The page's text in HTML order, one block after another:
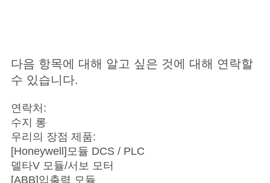
다음 항목에 대해 알고 싶은 것에 대해 연락할
수 있습니다.
연락처:
수지 롱
우리의 장점 제품:
[Honeywell]모듈 DCS / PLC
델타V 모듈/서보 모터
[ABB]입출력 모듈